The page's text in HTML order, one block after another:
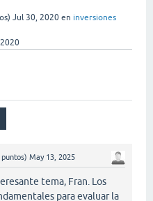
Jul 30, 2020 en inversiones
puntos) May 13, 2025
tema, Fran. Los
para evaluar la